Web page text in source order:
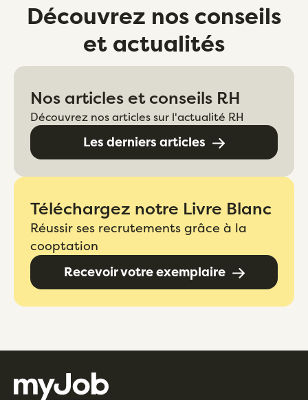
Découvrez nos conseils
et actualités
Nos articles et conseils RH
Découvrez nos articles sur l'actualité RH
Les derniers articles
Téléchargez notre Livre Blanc
Réussir ses recrutements grâce à la
cooptation
Recevoir votre exemplaire